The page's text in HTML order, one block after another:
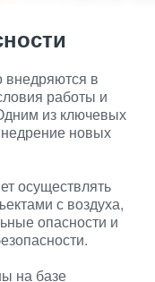
внедряются в
работы и
из ключевых
новых
осуществлять
с воздуха,
опасности и
на базе